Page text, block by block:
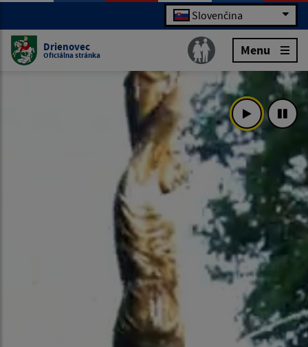
Slovenčina
Drienovec
Oficiálna stránka Menu